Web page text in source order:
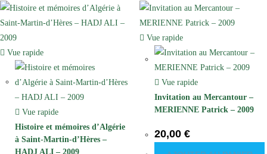
Vue rapide
Vue rapide
Histoire et mémoires d’Algérie
à Saint-Martin-d’Hères –
HADJ ALI – 2009
Vue rapide
Vue rapide
Invitation au Mercantour –
MERIENNE Patrick – 2009
20,00 €